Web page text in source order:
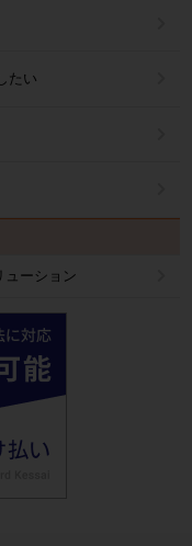
たい
ューション